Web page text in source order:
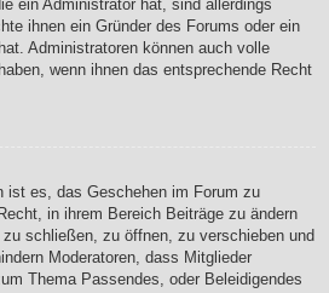
ein Administrator hat, sind allerdings
ihnen ein Gründer des Forums oder ein
Administratoren können auch volle
wenn ihnen das entsprechende Recht
ist es, das Geschehen im Forum zu
in ihrem Bereich Beiträge zu ändern
schließen, zu öffnen, zu verschieben und
Moderatoren, dass Mitglieder
Thema Passendes, oder Beleidigendes